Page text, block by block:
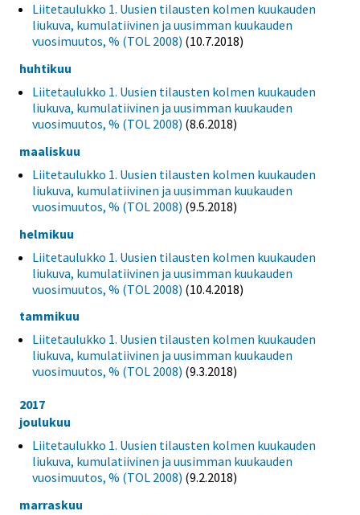
Liitetaulukko 1. Uusien tilausten kolmen kuukauden
liukuva, kumulatiivinen ja uusimman kuukauden
vuosimuutos, % (TOL 2008) (10.7.2018)
huhtikuu
Liitetaulukko 1. Uusien tilausten kolmen kuukauden
liukuva, kumulatiivinen ja uusimman kuukauden
vuosimuutos, % (TOL 2008) (8.6.2018)
maaliskuu
Liitetaulukko 1. Uusien tilausten kolmen kuukauden
liukuva, kumulatiivinen ja uusimman kuukauden
vuosimuutos, % (TOL 2008) (9.5.2018)
helmikuu
Liitetaulukko 1. Uusien tilausten kolmen kuukauden
liukuva, kumulatiivinen ja uusimman kuukauden
vuosimuutos, % (TOL 2008) (10.4.2018)
tammikuu
Liitetaulukko 1. Uusien tilausten kolmen kuukauden
liukuva, kumulatiivinen ja uusimman kuukauden
vuosimuutos, % (TOL 2008) (9.3.2018)
2017
joulukuu
Liitetaulukko 1. Uusien tilausten kolmen kuukauden
liukuva, kumulatiivinen ja uusimman kuukauden
vuosimuutos, % (TOL 2008) (9.2.2018)
marraskuu